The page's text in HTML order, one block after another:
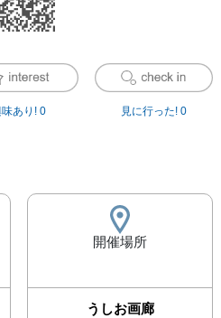
味あり! 0 見に行った! 0
開催場所
うしお画廊